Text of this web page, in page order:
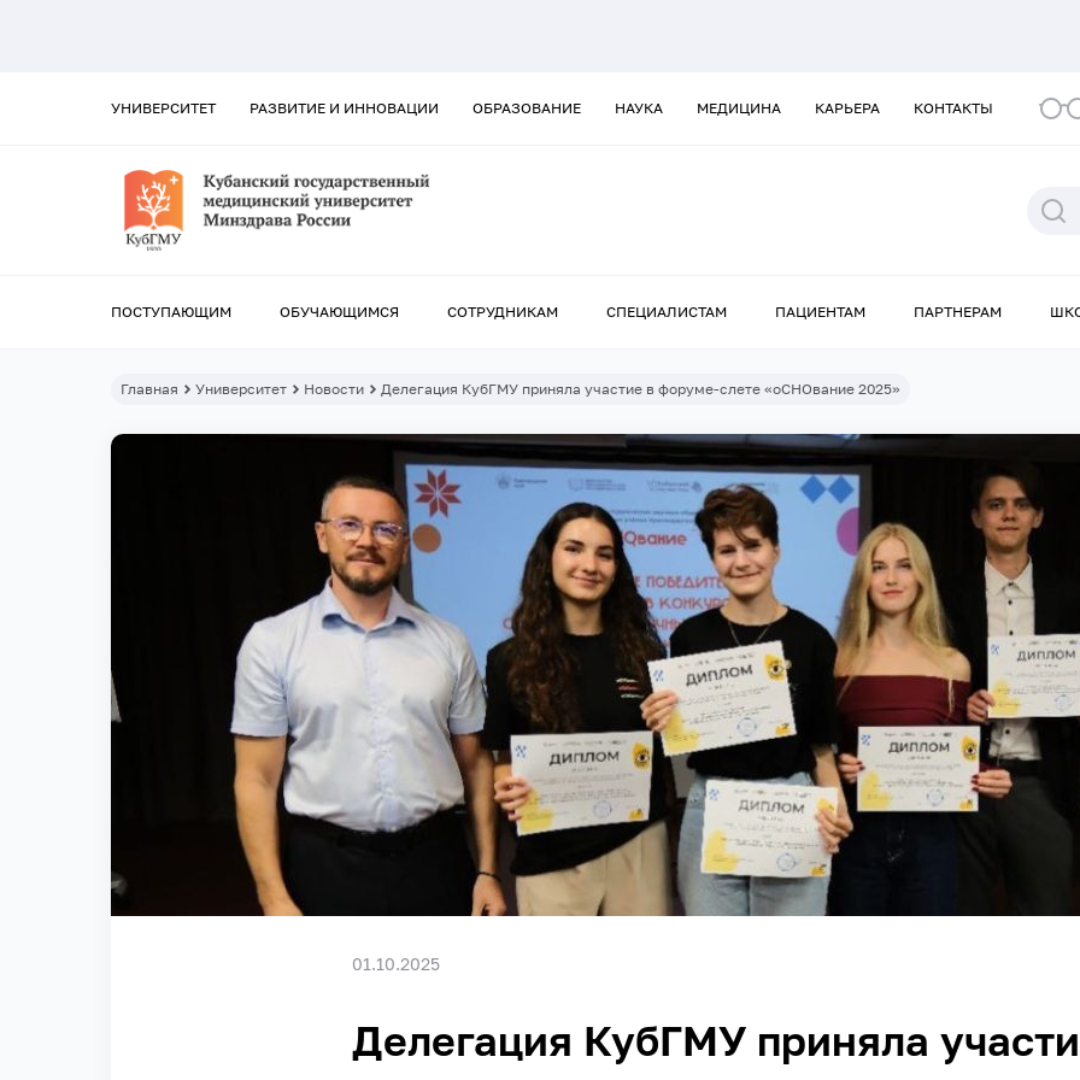
УНИВЕРСИТЕТ РАЗВИТИЕ И ИННОВАЦИИ ОБРАЗОВАНИЕ НАУКА МЕДИЦИНА КАРЬЕРА КОНТАКТЫ
ПОСТУПАЮЩИМ ОБУЧАЮЩИМСЯ СОТРУДНИКАМ СПЕЦИАЛИСТАМ ПАЦИЕНТАМ ПАРТНЕРАМ
Главная Университет Новости Делегация КубГМУ приняла участие в форуме-слете «оСНОвание 2025»
01.10.2025
Делегация КубГМУ приняла